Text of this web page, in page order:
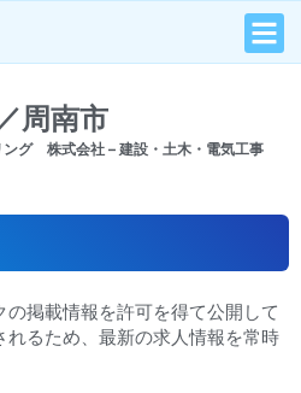
周南市
ング 株式会社 – 建設・土木・電気工事
掲載情報を許可を得て公開して
るため、最新の求人情報を常時